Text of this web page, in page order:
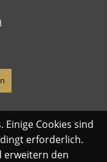
Einige Cookies sind
erforderlich.
erweitern den